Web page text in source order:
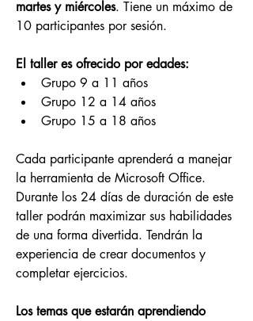
martes y miércoles. Tiene un máximo de
10 participantes por sesión.
El taller es ofrecido por edades:
Grupo 9 a 11 años
Grupo 12 a 14 años
Grupo 15 a 18 años
Cada participante aprenderá a manejar
la herramienta de Microsoft Office.
Durante los 24 días de duración de este
taller podrán maximizar sus habilidades
de una forma divertida. Tendrán la
experiencia de crear documentos y
completar ejercicios.
Los temas que estarán aprendiendo